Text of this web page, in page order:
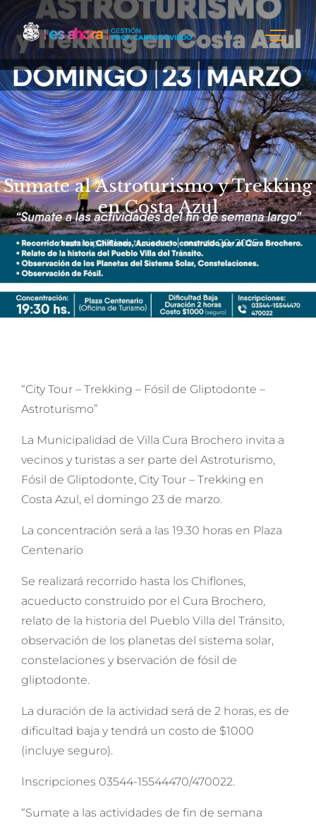
Sumate al Astroturismo y Trekking
en Costa Azul
municipalidad,turismo marzo 20, 2025
“City Tour – Trekking – Fósil de Gliptodonte –
Astroturismo”
La Municipalidad de Villa Cura Brochero invita a
vecinos y turistas a ser parte del Astroturismo,
Fósil de Gliptodonte, City Tour – Trekking en
Costa Azul, el domingo 23 de marzo.
La concentración será a las 19.30 horas en Plaza
Centenario
Se realizará recorrido hasta los Chiflones,
acueducto construido por el Cura Brochero,
relato de la historia del Pueblo Villa del Tránsito,
observación de los planetas del sistema solar,
constelaciones y bservación de fósil de
gliptodonte.
La duración de la actividad será de 2 horas, es de
dificultad baja y tendrá un costo de $1000
(incluye seguro).
Inscripciones 03544-15544470/470022.
“Sumate a las actividades de fin de semana